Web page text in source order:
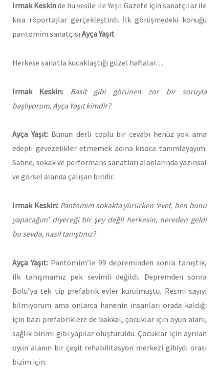
Irmak Keskinde bu vesile ile Yeşil Gazete için sanatçılar ile
kısa röportajlar gerçekleştirdi. İlk görüşmedeki konuğu
pantomim sanatçısı Ayça Yaşıt.
Herkese sanatla kucaklaştığı güzel haftalar…
Irmak Keskin: Basit gibi görünen zor bir soruyla
başlıyorum, Ayça Yaşıt kimdir?
Ayça Yaşıt: Bunun derli toplu bir cevabı henüz yok ama
edepli gevezelikler etmemek adına kısaca tanımlayayım.
Sahne, sokak ve performans sanatları alanlarında yazınsal
ve görsel alanda çalışan biridir.
Irmak Keskin: Pantomim sokakta yürürken ‘evet, ben bunu
yapacağım’ diyeceği bir şey değil herkesin, nereden geldi
bu sevda, nasıl tanıştınız?
Ayça Yaşıt: Pantomim’le 99 depreminden sonra tanıştık,
ilk tanışmamız pek sevimli değildi. Depremden sonra
Bolu’ya tek tip prefabrik evler kurulmuştu. Resmi sayıyı
bilmiyorum ama onlarca hanenin insanları orada kaldığı
için bazı prefabriklere de bakkal, çocuklar için oyun alanı,
sağlık birimi gibi yapılar oluşturuldu. Çocuklar için ayrılan
oyun alanın bir çeşit rehabilitasyon merkezi gibiydi orası
bizim için.